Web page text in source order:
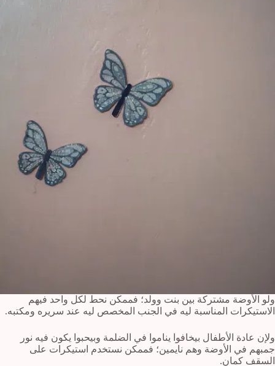
ولو الأوضة مشتركة بين بنت وولد؛ فممكن نحط لكل واحد فيهم
الاستيكرات المناسبة ليه في الجنب المخصص ليه عند سريره ومكتبه.
ولإن عادة الأطفال بيخافوا يناموا في الضلمة وبيحبوا يكون فيه نور
جمبهم في الأوضة وهم نايمين؛ فممكن نستخدم استيكرات على
السقف كمان.